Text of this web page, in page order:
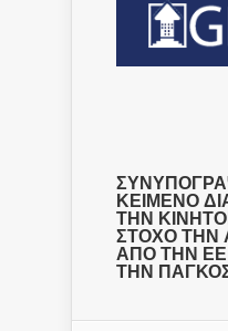
ΚΕΙΜΕΝΟ
ΤΗΝ
ΣΤΟΧΟ ΤΗΝ
ΑΠΟ ΤΗΝ ΕΕ
ΤΗΝ